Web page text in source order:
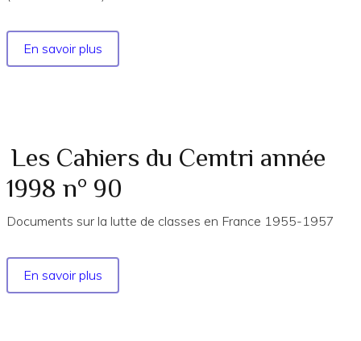
En savoir plus
Les
année
1993
n°
Les Cahiers du Cemtri année
1998 n° 90
Documents sur la lutte de classes en France 1955-1957
En savoir plus
Les